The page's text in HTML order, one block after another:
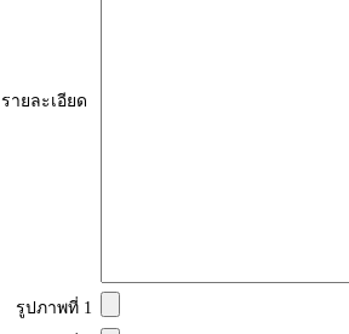
รายละเอียด
รูปภาพที่ 1